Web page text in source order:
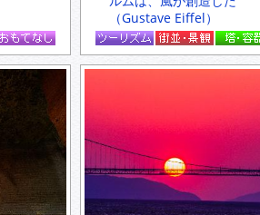
（Gustave Eiffel）